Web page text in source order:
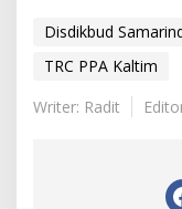
Disdikbud
TRC PPA Kaltim
Writer: Radit